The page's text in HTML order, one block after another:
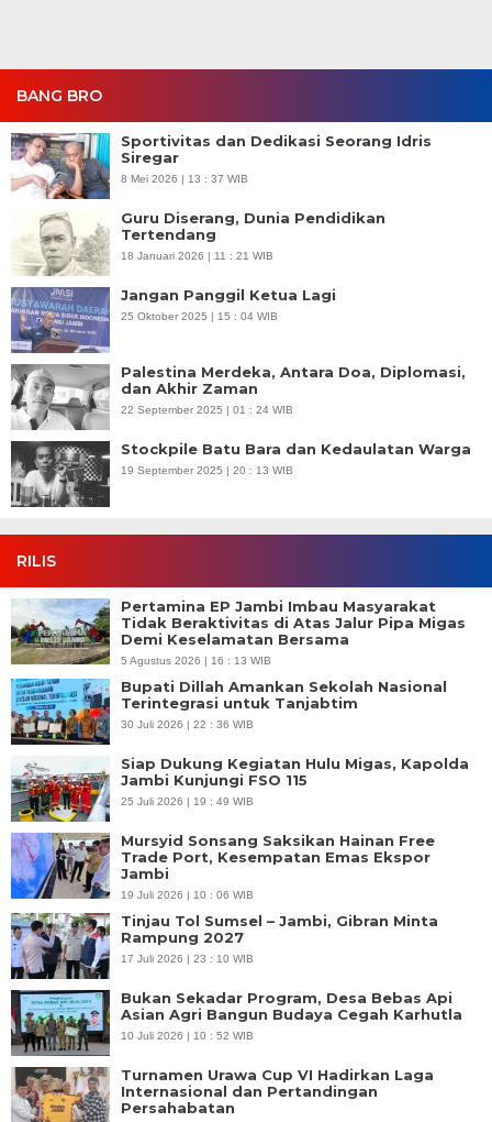
BANG BRO
Sportivitas dan Dedikasi Seorang Idris
Siregar
8 Mei 2026 | 13 : 37 WIB
Guru Diserang, Dunia Pendidikan
Tertendang
18 Januari 2026 | 11 : 21 WIB
Jangan Panggil Ketua Lagi
25 Oktober 2025 | 15 : 04 WIB
Palestina Merdeka, Antara Doa, Diplomasi,
dan Akhir Zaman
22 September 2025 | 01 : 24 WIB
Stockpile Batu Bara dan Kedaulatan Warga
19 September 2025 | 20 : 13 WIB
RILIS
Pertamina EP Jambi Imbau Masyarakat
Tidak Beraktivitas di Atas Jalur Pipa Migas
Demi Keselamatan Bersama
5 Agustus 2026 | 16 : 13 WIB
Bupati Dillah Amankan Sekolah Nasional
Terintegrasi untuk Tanjabtim
30 Juli 2026 | 22 : 36 WIB
Siap Dukung Kegiatan Hulu Migas, Kapolda
Jambi Kunjungi FSO 115
25 Juli 2026 | 19 : 49 WIB
Mursyid Sonsang Saksikan Hainan Free
Trade Port, Kesempatan Emas Ekspor
Jambi
19 Juli 2026 | 10 : 06 WIB
Tinjau Tol Sumsel – Jambi, Gibran Minta
Rampung 2027
17 Juli 2026 | 23 : 10 WIB
Bukan Sekadar Program, Desa Bebas Api
Asian Agri Bangun Budaya Cegah Karhutla
10 Juli 2026 | 10 : 52 WIB
Turnamen Urawa Cup VI Hadirkan Laga
Internasional dan Pertandingan
Persahabatan